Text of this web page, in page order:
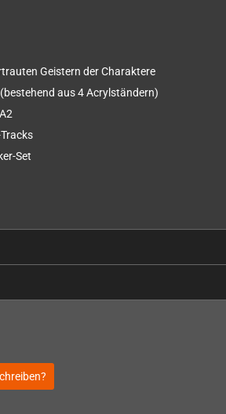
Geistern der Charaktere
aus 4 Acrylständern)
Set